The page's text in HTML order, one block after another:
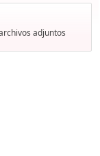
adjuntos